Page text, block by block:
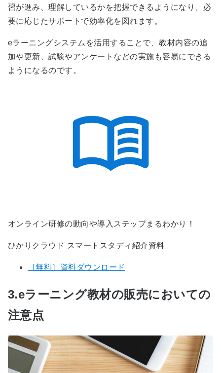
習が進み、理解しているかを把握できるようになり、必
要に応じたサポートで効率化を図れます。
eラーニングシステムを活用することで、教材内容の追
加や更新、試験やアンケートなどの実施も容易にできる
ようになるのです。
オンライン研修の動向や導入ステップまるわかり！
ひかりクラウド スマートスタディ紹介資料
［無料］資料ダウンロード
3.eラーニング教材の販売においての
注意点